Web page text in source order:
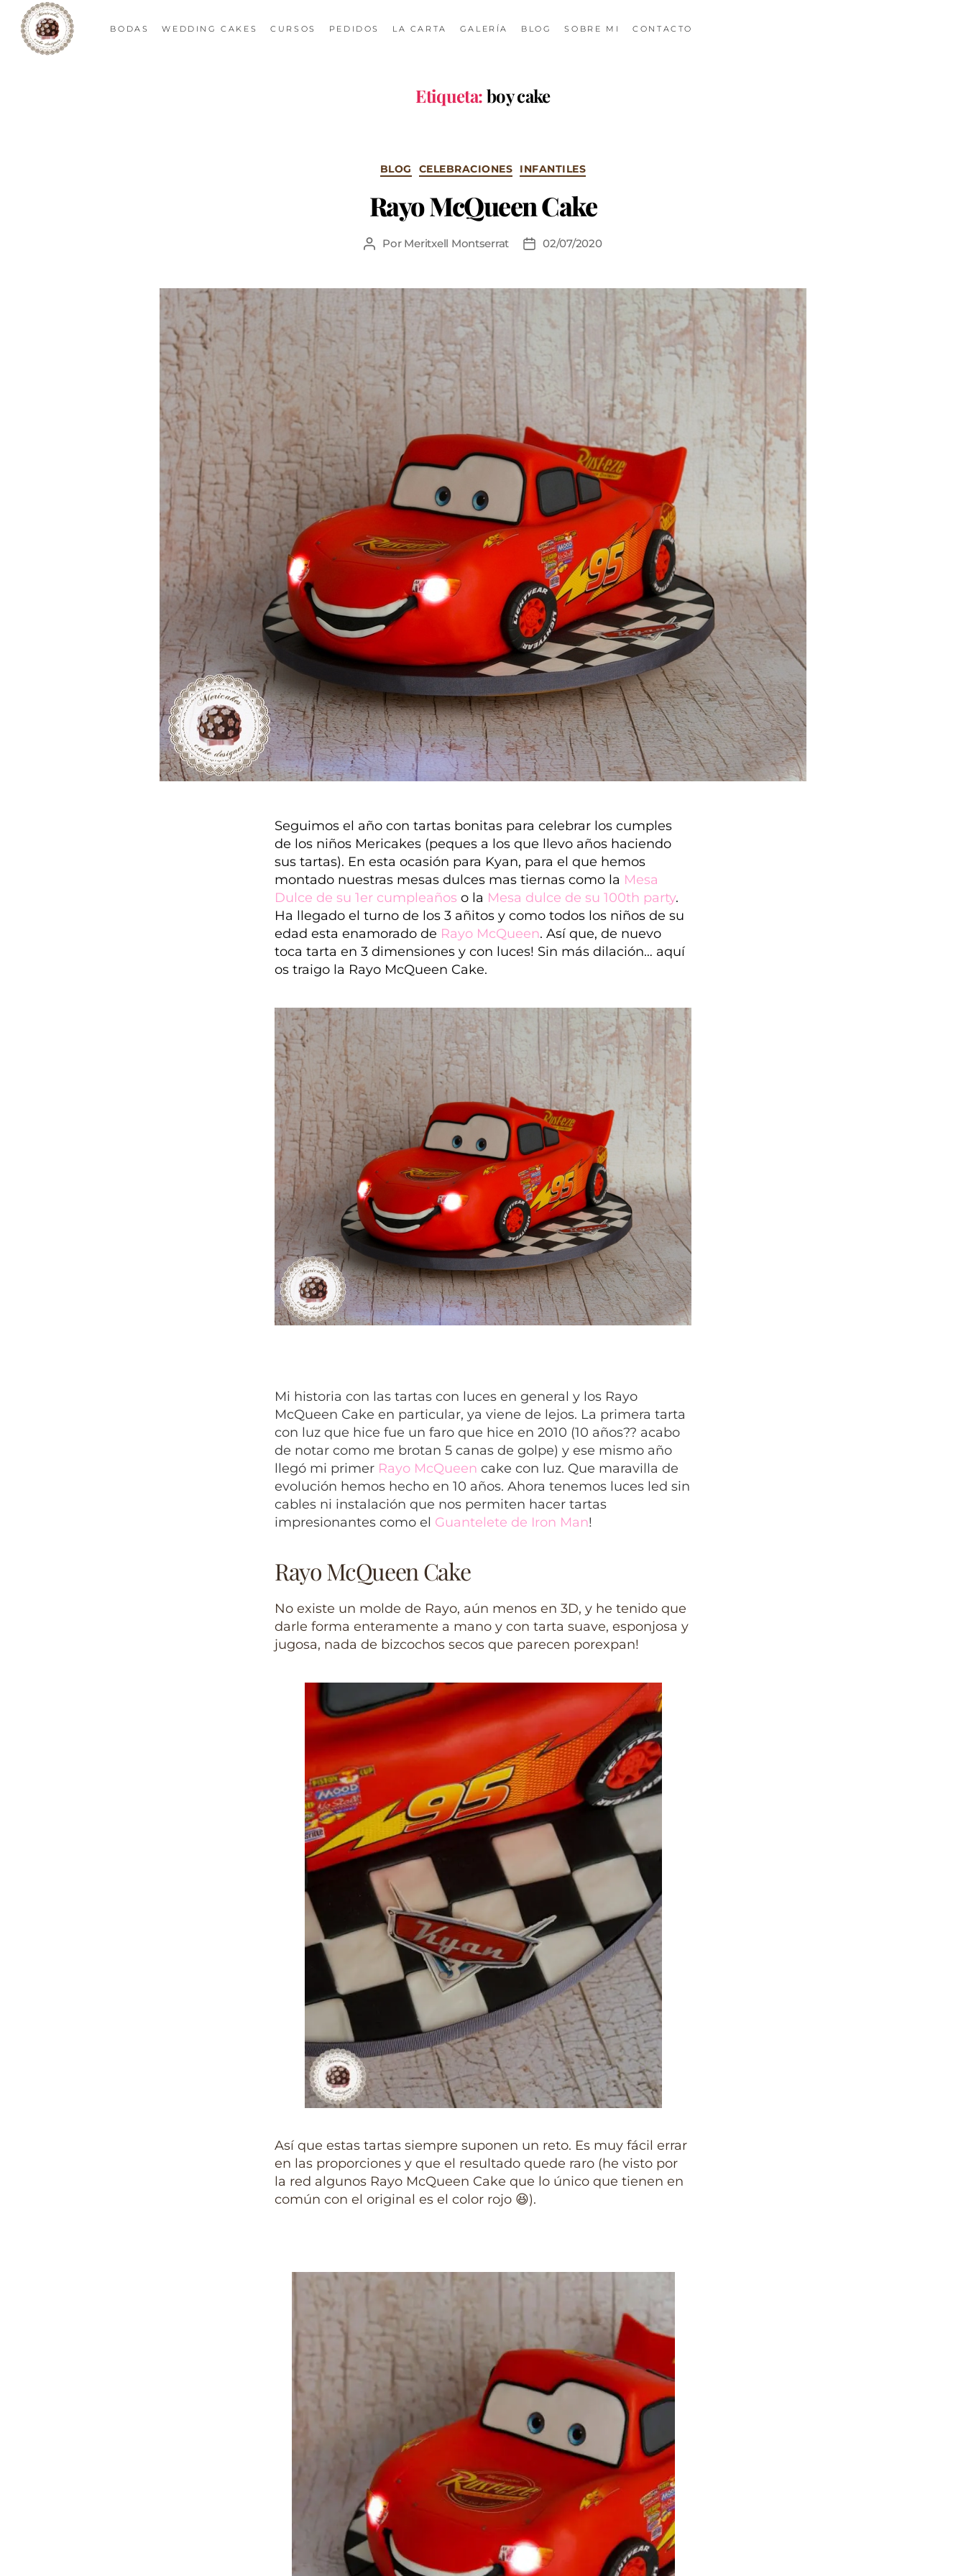
BODAS WEDDING CAKES CURSOS PEDIDOS LA CARTA GALERÍA BLOG SOBRE MI CONTACTO
Etiqueta:boy cake
BLOG CELEBRACIONES INFANTILES
Rayo McQueen Cake
Por Meritxell Montserrat 02/07/2020
Seguimos el año con tartas bonitas para celebrar los cumples
de los niños Mericakes (peques a los que llevo años haciendo
sus tartas). En esta ocasión para Kyan, para el que hemos
montado nuestras mesas dulces mas tiernas como la Mesa
Dulce de su 1er cumpleaños o la Mesa dulce de su 100th party.
Ha llegado el turno de los 3 añitos y como todos los niños de su
edad esta enamorado de Rayo McQueen. Así que, de nuevo
toca tarta en 3 dimensiones y con luces! Sin más dilación… aquí
os traigo la Rayo McQueen Cake.
Mi historia con las tartas con luces en general y los Rayo
McQueen Cake en particular, ya viene de lejos. La primera tarta
con luz que hice fue un faro que hice en 2010 (10 años?? acabo
de notar como me brotan 5 canas de golpe) y ese mismo año
llegó mi primer Rayo McQueen cake con luz. Que maravilla de
evolución hemos hecho en 10 años. Ahora tenemos luces led sin
cables ni instalación que nos permiten hacer tartas
impresionantes como el Guantelete de Iron Man!
Rayo McQueen Cake
No existe un molde de Rayo, aún menos en 3D, y he tenido que
darle forma enteramente a mano y con tarta suave, esponjosa y
jugosa, nada de bizcochos secos que parecen porexpan!
Así que estas tartas siempre suponen un reto. Es muy fácil errar
en las proporciones y que el resultado quede raro (he visto por
la red algunos Rayo McQueen Cake que lo único que tienen en
común con el original es el color rojo 😆).